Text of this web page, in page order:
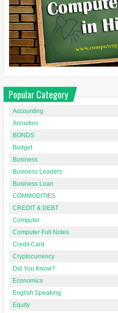
Popular Category
Accounting
Annuities
BONDS
Budget
Business
Business Leaders
Business Loan
COMMODITIES
CREDIT & DEBT
Computer
Computer Full Notes
Credit Card
Cryptocurrency
Did You Know?
Economics
English Speaking
Equity